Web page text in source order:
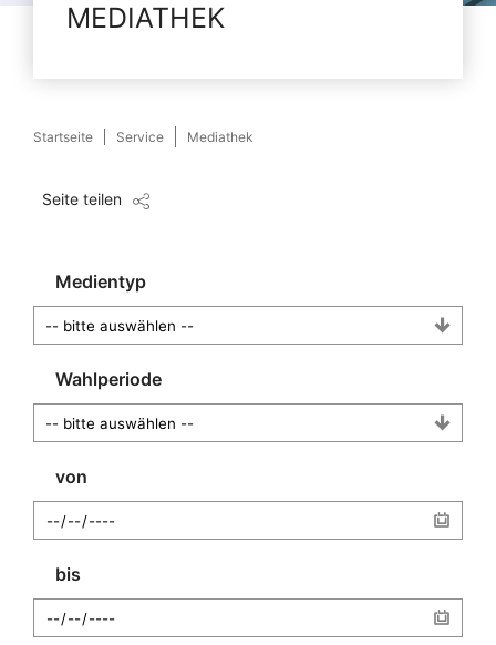
MEDIATHEK
Startseite Service Mediathek
Seite teilen
Medientyp
Wahlperiode
von
bis